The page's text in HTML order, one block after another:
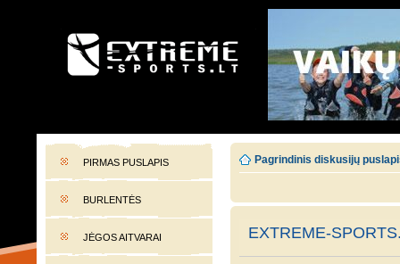
EXTREME-SPORTS.LT
PIRMAS PUSLAPIS
BURLENTĖS
JĖGOS AITVARAI
Pagrindinis diskusijų
EXTREME-